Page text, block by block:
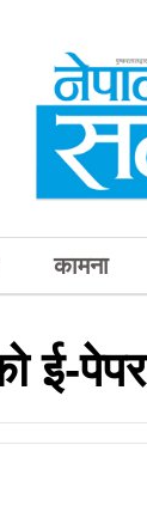
कामना
ई-पेपर